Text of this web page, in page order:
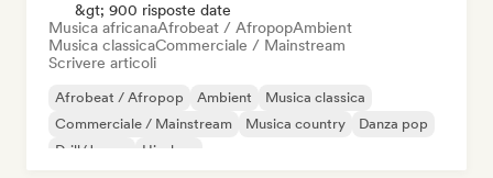
&gt; 900 risposte date
Musica africanaAfrobeat / AfropopAmbient
Musica classicaCommerciale / Mainstream
Scrivere articoli
Afrobeat / Afropop Ambient
Musica classica
Commerciale / Mainstream
Musica country
Danza pop
Drill/Jersey
Hip-hop